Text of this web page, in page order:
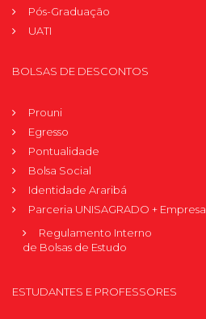
Pós-Graduação
UATI
BOLSAS DE DESCONTOS
Prouni
Egresso
Pontualidade
Bolsa Social
Identidade Araribá
Parceria UNISAGRADO + Empresa
Regulamento Interno
de Bolsas de Estudo
ESTUDANTES E PROFESSORES